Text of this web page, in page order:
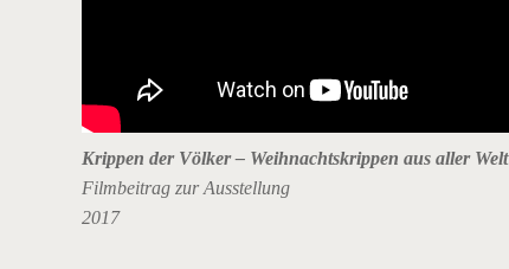
Krippen der Völker – Weihnachtskrippen aus aller Welt
Filmbeitrag zur Ausstellung
2017